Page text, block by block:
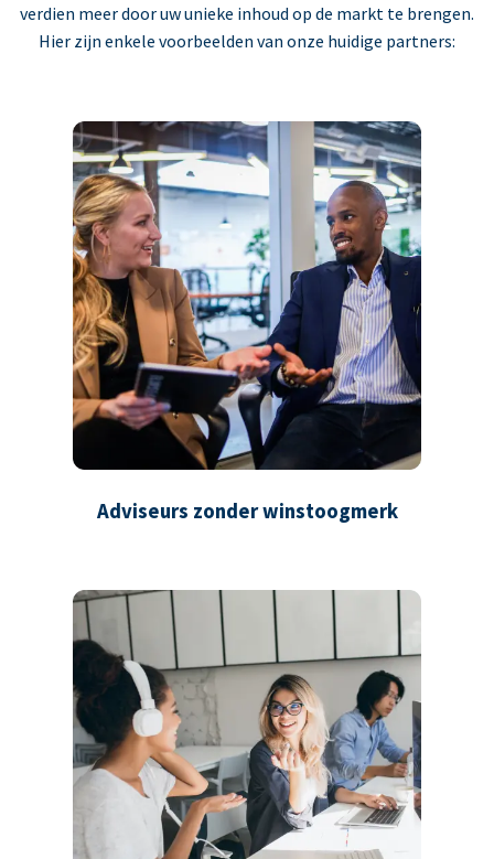
verdien meer door uw unieke inhoud op de markt te brengen.
Hier zijn enkele voorbeelden van onze huidige partners:
Adviseurs zonder winstoogmerk